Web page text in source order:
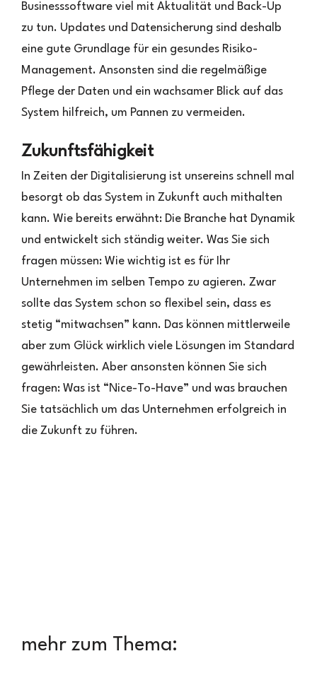
Businesssoftware viel mit Aktualität und Back-Up
zu tun. Updates und Datensicherung sind deshalb
eine gute Grundlage für ein gesundes Risiko-
Management. Ansonsten sind die regelmäßige
Pflege der Daten und ein wachsamer Blick auf das
System hilfreich, um Pannen zu vermeiden.
Zukunftsfähigkeit
In Zeiten der Digitalisierung ist unsereins schnell mal
besorgt ob das System in Zukunft auch mithalten
kann. Wie bereits erwähnt: Die Branche hat Dynamik
und entwickelt sich ständig weiter. Was Sie sich
fragen müssen: Wie wichtig ist es für Ihr
Unternehmen im selben Tempo zu agieren. Zwar
sollte das System schon so flexibel sein, dass es
stetig “mitwachsen” kann. Das können mittlerweile
aber zum Glück wirklich viele Lösungen im Standard
gewährleisten. Aber ansonsten können Sie sich
fragen: Was ist “Nice-To-Have” und was brauchen
Sie tatsächlich um das Unternehmen erfolgreich in
die Zukunft zu führen.
mehr zum Thema: